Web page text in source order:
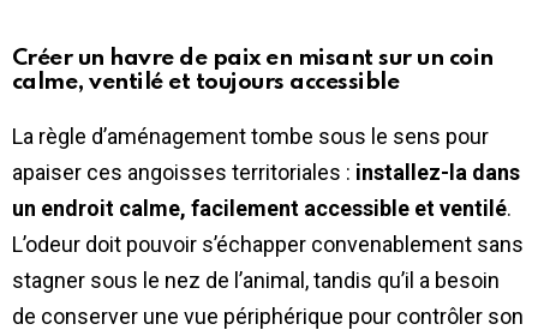
Créer un havre de paix en misant sur un coin
calme, ventilé et toujours accessible
La règle d’aménagement tombe sous le sens pour
apaiser ces angoisses territoriales : installez-la dans
un endroit calme, facilement accessible et ventilé.
L’odeur doit pouvoir s’échapper convenablement sans
stagner sous le nez de l’animal, tandis qu’il a besoin
de conserver une vue périphérique pour contrôler son